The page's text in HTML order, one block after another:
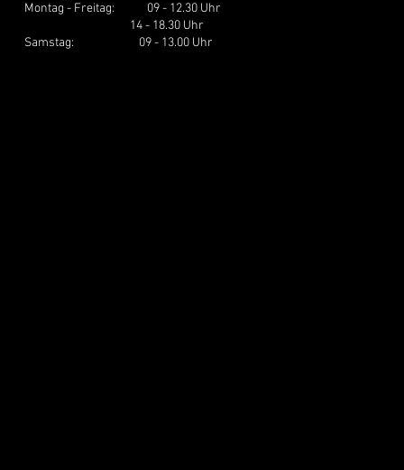
Montag - Freitag: 09 - 12.30 Uhr
14 - 18.30 Uhr
Samstag: 09 - 13.00 Uhr